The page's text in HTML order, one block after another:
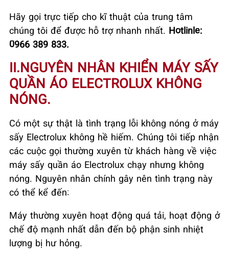
Hãy gọi trực tiếp cho kĩ thuật của trung tâm
chúng tôi để được hỗ trợ nhanh nhất. Hotlinle:
0966 389 833.
II.NGUYÊN NHÂN KHIỂN MÁY SẤY
QUẦN ÁO ELECTROLUX KHÔNG
NÓNG.
Có một sự thật là tình trạng lỗi không nóng ở máy
sấy Electrolux không hề hiếm. Chúng tôi tiếp nhận
các cuộc gọi thường xuyên từ khách hàng về việc
máy sấy quần áo Electrolux chạy nhưng không
nóng. Nguyên nhân chính gây nên tình trạng này
có thể kể đến:
Máy thường xuyên hoạt động quá tải, hoạt động ở
chế độ mạnh nhất dẫn đến bộ phận sinh nhiệt
lượng bị hư hỏng.